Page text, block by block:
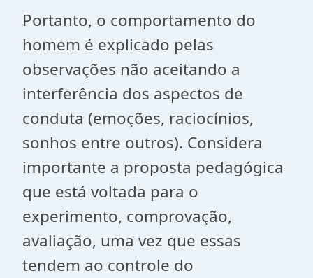
Portanto, o comportamento do
homem é explicado pelas
observações não aceitando a
interferência dos aspectos de
conduta (emoções, raciocínios,
sonhos entre outros). Considera
importante a proposta pedagógica
que está voltada para o
experimento, comprovação,
avaliação, uma vez que essas
tendem ao controle do